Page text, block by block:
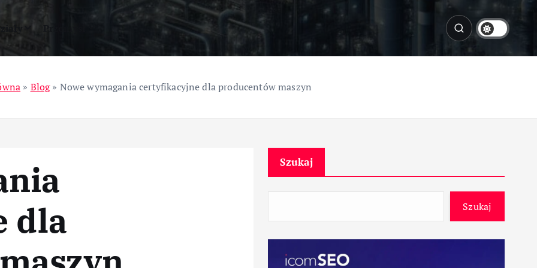
Przemysł
» Blog» Nowe wymagania certyfikacyjne dla producentów maszyn
dla
Szukaj
Szukaj